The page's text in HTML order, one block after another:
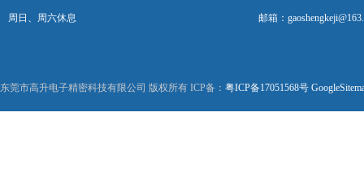
周日、周六休息 邮箱：
东莞市高升电子精密科技有限公司 版权所有 ICP备： 粤ICP备17051568号